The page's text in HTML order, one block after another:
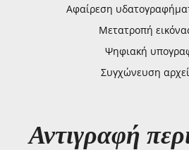
Αφαίρεση
Μετατροπή
Ψηφιακή
Συγχώνευση
Αντιγραφή